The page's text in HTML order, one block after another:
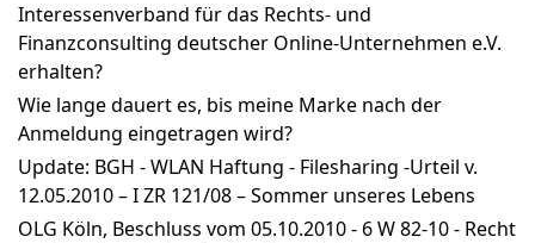
Interessenverband für das Rechts- und
Finanzconsulting deutscher Online-Unternehmen e.V.
erhalten?
Wie lange dauert es, bis meine Marke nach der
Anmeldung eingetragen wird?
Update: BGH - WLAN Haftung - Filesharing -Urteil v.
12.05.2010 – I ZR 121/08 – Sommer unseres Lebens
OLG Köln, Beschluss vom 05.10.2010 - 6 W 82-10 - Recht